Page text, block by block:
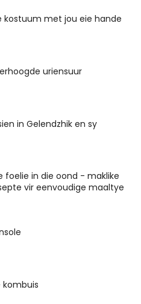
kostuum met jou eie hande
uriensuur
in Gelendzhik en sy
foelie in die oond - maklike
vir eenvoudige maaltye
kombuis